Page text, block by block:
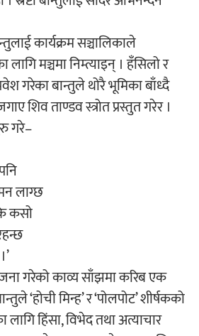
लोकार्पण
निर्माण गर्दै सम्राट
‘माया भनेकै यस्तो होला’को शीर्ष गीत
कार्यक्रम सञ्चालिकाले
लागि मञ्चमा निम्त्याइन् । हँसिलो र
गरेका बान्तुले थोरै भूमिका बाँध्दै
शिव ताण्डव स्त्रोत प्रस्तुत गरेर ।
गरे–
लाग्छ
कसो
गरेको काव्य साँझमा करिब एक
‘होची मिन्ह’ र ‘पोलपोट’ शीर्षकको
हिंसा, विभेद तथा अत्याचार